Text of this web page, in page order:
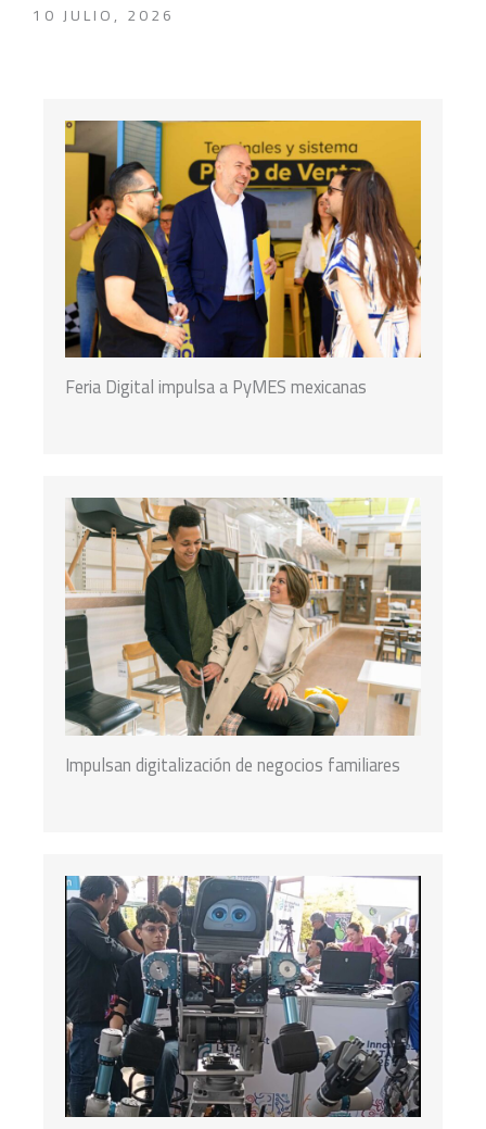
10 JULIO, 2026
Feria Digital impulsa a PyMES mexicanas
Impulsan digitalización de negocios familiares